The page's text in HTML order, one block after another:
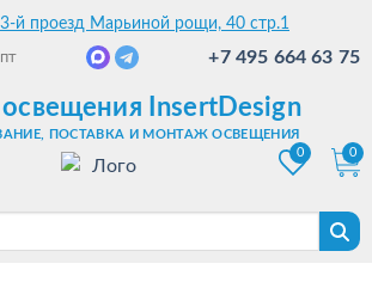
3-й проезд Марьиной рощи, 40 стр.1
+7 495 664 63 75
InsertDesign
ПОСТАВКА И МОНТАЖ ОСВЕЩЕНИЯ
0
0